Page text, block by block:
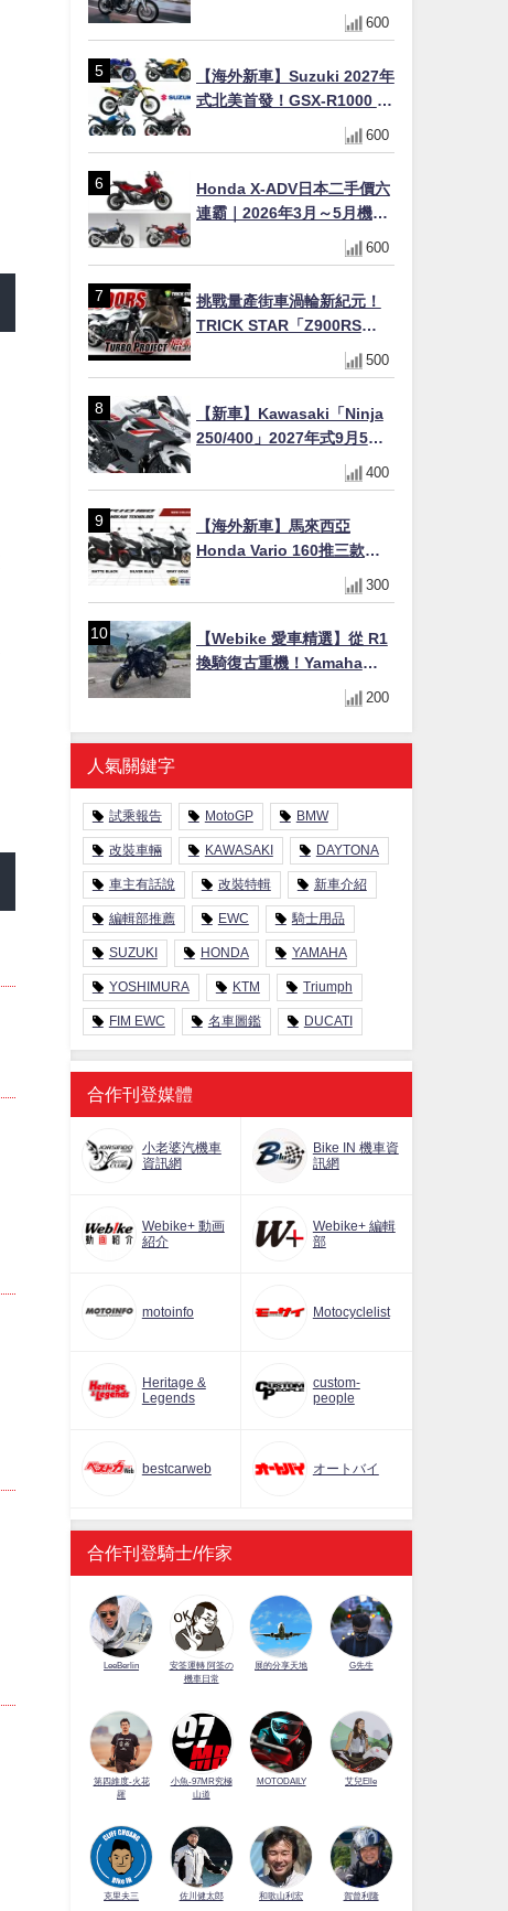
Tracker風格｜ 女車主的機車
人生蛻變記
600
【海外新車】Suzuki 2027年
式北美首發！GSX-R1000 40
週年紀念×SV-7GX新款跨界
車×RM-Z450 Ken Roczen
600
Honda X-ADV日本二手價六
連霸｜2026年3月～5月機車
轉售排行榜 CBR1000RR-R
FIREBLADE SP首度躋身前
600
挑戰量產街車渦輪新紀元！
TRICK STAR「Z900RS
TURBO Project」直指超越
Ducati Superleggera性能
500
【新車】Kawasaki「Ninja
250/400」2027年式9月5日
日本發售！新塗裝登場×價格
不變×輔助滑動式離合器
400
【海外新車】馬來西亞
Honda Vario 160推三款新
色！售價10,498令吉(約台幣
7.1萬/港幣1.99萬)
300
【Webike 愛車精選】從 R1
換騎復古重機！Yamaha
XSR900 (900cc) 車主「サ
ー」先生真實心得與改裝藍
圖
200
人氣關鍵字
試乘報告 MotoGP BMW
改裝車輛 KAWASAKI DAYTONA
車主有話說 改裝特輯 新車介紹
編輯部推薦 EWC 騎士用品
SUZUKI HONDA YAMAHA
YOSHIMURA KTM Triumph
FIM EWC 名車圖鑑 DUCATI
合作刊登媒體
小老婆汽機車
資訊網
Bike IN 機車資
訊網
Webike+ 動画
紹介
Webike+ 編輯
部
motoinfo Motocyclelist
Heritage &
Legends
custom-
people
bestcarweb オートバイ
合作刊登騎士/作家
LeeBerlin
安筌運轉 阿筌の
機車日常
展的分享天地 G先生
第四維度-火花
羅
小魚-97MR究極
山道
MOTODAILY 艾兒Elle
克里夫三 佐川健太郎 和歌山利宏 賀曾利隆